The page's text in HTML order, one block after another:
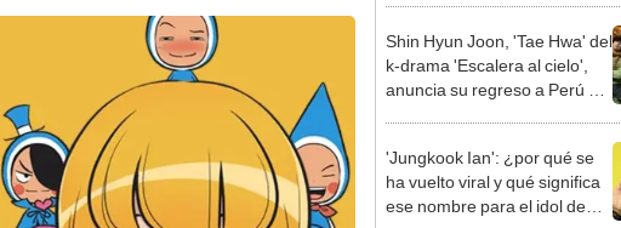
Shin Hyun Joon, 'Tae Hwa' del
k-drama 'Escalera al cielo',
anuncia su regreso a Perú en
'Jungkook Ian': ¿por qué se
ha vuelto viral y qué significa
ese nombre para el idol de